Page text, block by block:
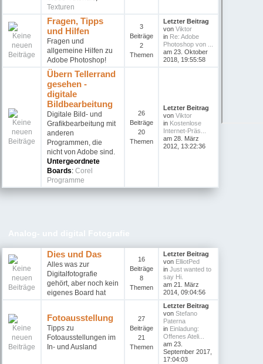
Texturen
Fragen, Tipps
und Hilfen
Fragen und
allgemeine Hilfen zu
Adobe Photoshop!
3
Beiträge
2
Themen
Letzter Beitrag
vonViktor
in Re: Adobe
Photoshop von ...
am 23. Oktober
2018, 19:55:58
Übern Tellerrand
gesehen -
digitale
Bildbearbeitung
Digitale Bild- und
Grafikbearbeitung mit
anderen
Programmen, die
nicht von Adobe sind.
Untergeordnete
Boards: Corel
Programme
26
Beiträge
20
Themen
Letzter Beitrag
vonViktor
in Kostenlose
Internet-Präs...
am 28. März
2012, 13:22:36
Dies und Das
Alles was zur
Digitalfotografie
gehört, aber noch kein
eigenes Board hat
16
Beiträge
8
Themen
Letzter Beitrag
von ElliotPed
inJust wanted to
say Hi.
am 21. März
2014, 09:04:56
Fotoausstellung
Tipps zu
Fotoausstellungen im
In- und Ausland
27
Beiträge
21
Themen
Letzter Beitrag
vonStefano
Paterna
in Einladung:
Offenes Ateli...
am 23.
September 2017,
17:04:03